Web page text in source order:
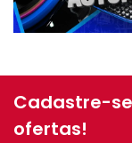
Cadastre-
ofertas!